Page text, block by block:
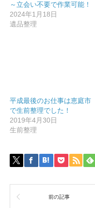
～立会い不要で作業可能！
2024年1月18日
遺品整理
平成最後のお仕事は恵庭市
で生前整理でした！
2019年4月30日
生前整理
前の記事